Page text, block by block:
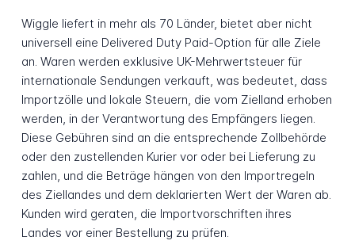
Wiggle liefert in mehr als 70 Länder, bietet aber nicht
universell eine Delivered Duty Paid-Option für alle Ziele
an. Waren werden exklusive UK-Mehrwertsteuer für
internationale Sendungen verkauft, was bedeutet, dass
Importzölle und lokale Steuern, die vom Zielland erhoben
werden, in der Verantwortung des Empfängers liegen.
Diese Gebühren sind an die entsprechende Zollbehörde
oder den zustellenden Kurier vor oder bei Lieferung zu
zahlen, und die Beträge hängen von den Importregeln
des Ziellandes und dem deklarierten Wert der Waren ab.
Kunden wird geraten, die Importvorschriften ihres
Landes vor einer Bestellung zu prüfen.